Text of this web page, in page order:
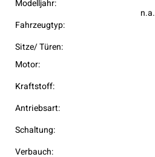
Modelljahr:
Fahrzeugtyp:
Sitze/ Türen:
n.a.
Motor:
Kraftstoff:
Antriebsart:
Schaltung:
Verbauch: